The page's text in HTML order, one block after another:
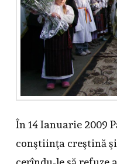
În 14 Ianuarie 2009
conştiinţa creştină